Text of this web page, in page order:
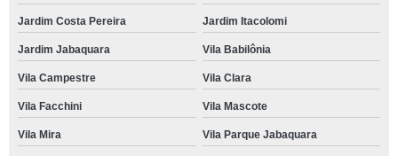
Jardim Costa Pereira Jardim Itacolomi
Jardim Jabaquara Vila Babilônia
Vila Campestre Vila Clara
Vila Facchini Vila Mascote
Vila Mira Vila Parque Jabaquara